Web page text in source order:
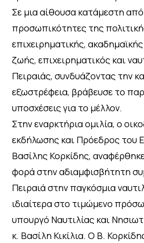
Σε μια αίθουσα κατάμεστη
προσωπικότητες της
επιχειρηματικής,
ζωής, επιχειρηματικός και
Πειραιάς, συνδυάζοντας την
εξωστρέφεια, βράβευσε το
υποσχέσεις για το μέλλον.
Στην εναρκτήρια ομιλία, ο
εκδήλωσης και Πρόεδρος του
Βασίλης Κορκίδης,
φορά στην αδιαμφισβήτητη
Πειραιά στην παγκόσμια
ιδιαίτερα στο τιμώμενο
υπουργό Ναυτιλίας και
κ. Βασίλη Κικίλια. Ο Β.